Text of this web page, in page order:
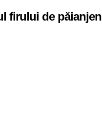
firului de păianjen